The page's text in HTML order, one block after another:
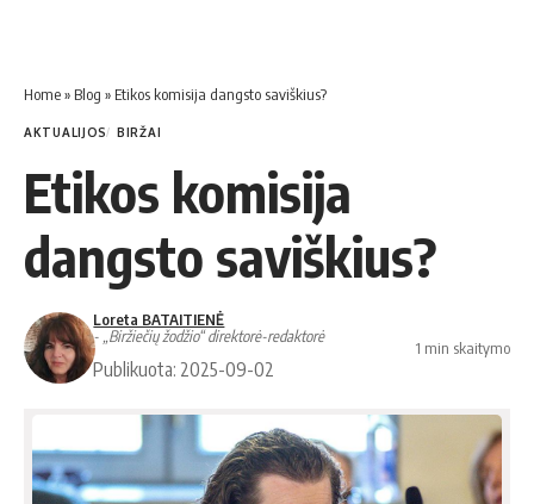
Home» Blog » Etikos komisija dangsto saviškius?
AKTUALIJOS BIRŽAI
Etikos komisija
dangsto saviškius?
Loreta BATAITIENĖ
- „Biržiečių žodžio“ direktorė-redaktorė
Publikuota: 2025-09-02
1 min skaitymo